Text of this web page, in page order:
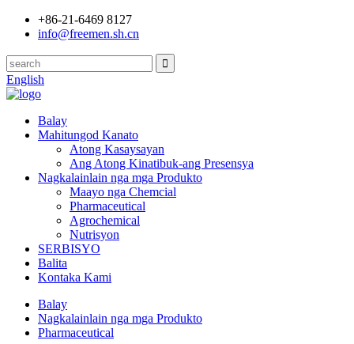
+86-21-6469 8127
info@freemen.sh.cn
English
Balay
Mahitungod Kanato
Atong Kasaysayan
Ang Atong Kinatibuk-ang Presensya
Nagkalainlain nga mga Produkto
Maayo nga Chemcial
Pharmaceutical
Agrochemical
Nutrisyon
SERBISYO
Balita
Kontaka Kami
Balay
Nagkalainlain nga mga Produkto
Pharmaceutical